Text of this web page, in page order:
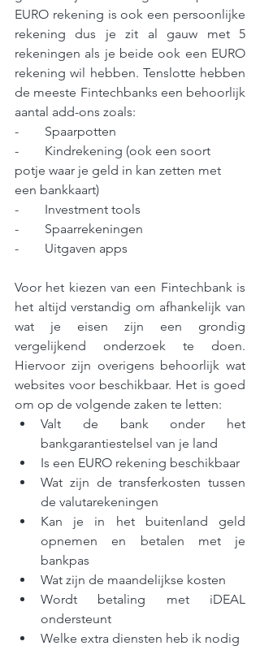
EURO rekening is ook een persoonlijke
rekening dus je zit al gauw met 5
rekeningen als je beide ook een EURO
rekening wil hebben. Tenslotte hebben
de meeste Fintechbanks een behoorlijk
aantal add-ons zoals:
-        Spaarpotten
-        Kindrekening (ook een soort
potje waar je geld in kan zetten met
een bankkaart)
-        Investment tools
-        Spaarrekeningen
-        Uitgaven apps
Voor het kiezen van een Fintechbank is
het altijd verstandig om afhankelijk van
wat je eisen zijn een grondig
vergelijkend onderzoek te doen.
Hiervoor zijn overigens behoorlijk wat
websites voor beschikbaar. Het is goed
om op de volgende zaken te letten:
Valt de bank onder het
bankgarantiestelsel van je land
Is een EURO rekening beschikbaar
Wat zijn de transferkosten tussen
de valutarekeningen
Kan je in het buitenland geld
opnemen en betalen met je
bankpas
Wat zijn de maandelijkse kosten
Wordt betaling met iDEAL
ondersteunt
Welke extra diensten heb ik nodig